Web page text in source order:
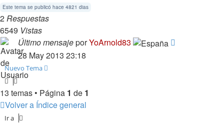
Este tema se publicó hace 4821 dias
2Respuestas
6549 Vistas
Último mensajeporYoArnold83
28 May 2013 23:18
Nuevo Tema
13 temas • Página 1 de 1
Volver a Índice general
Ir a